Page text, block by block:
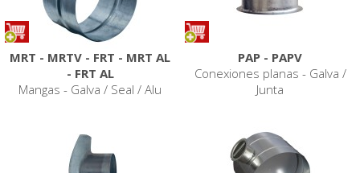
MRT - MRTV - FRT - MRT AL
- FRT AL
Mangas - Galva / Seal / Alu
PAP - PAPV
Conexiones planas - Galva /
Junta